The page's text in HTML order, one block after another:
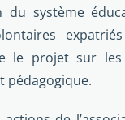
du système
le projet sur
pédagogique.